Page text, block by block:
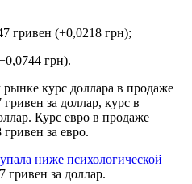
гривен (+0,0218 грн);
грн).
курс доллара в продаже
за доллар, курс в
Курс евро в продаже
за евро.
ниже психологической
гривен за доллар.